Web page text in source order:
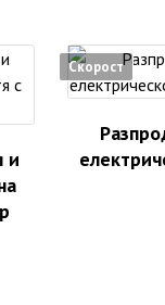
и
Скорост